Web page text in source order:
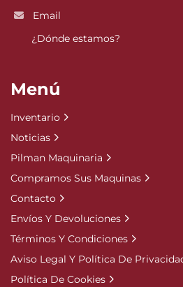
Email
¿Dónde estamos?
Menú
Inventario
Noticias
Pilman Maquinaria
Compramos Sus Maquinas
Contacto
Envíos Y Devoluciones
Términos Y Condiciones
Aviso Legal Y Política De
Política De Cookies